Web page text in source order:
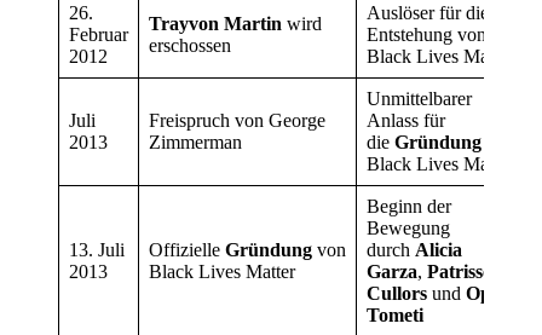
26.
Februar
2012
Trayvon Martin wird
erschossen
Auslöser für die
Entstehung von
Black Lives Matter
Juli
2013
Freispruch von George
Zimmerman
Unmittelbarer
Anlass für
die Gründung
Black Lives Matter
13. Juli
2013
Offizielle Gründung von
Black Lives Matter
Beginn der
Bewegung
durch Alicia
Garza, Patrisse
Cullors und Opal
Tometi